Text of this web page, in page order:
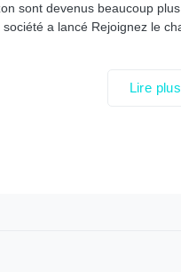
sont devenus beaucoup plus
a lancé Rejoignez le
Lire plus